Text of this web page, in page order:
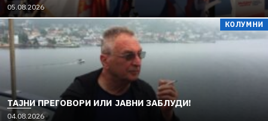
05.08.2026
КОЛУМНИ
TAЈНИ ПРЕГОВОРИ ИЛИ ЈАВНИ ЗАБЛУДИ!
04.08.2026